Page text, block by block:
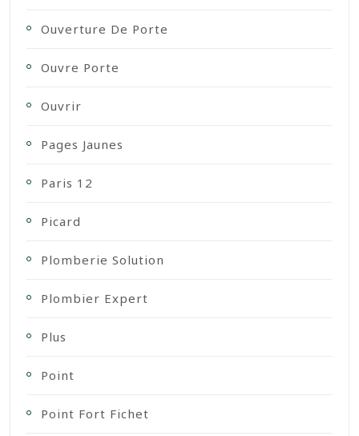
Ouverture De Porte
Ouvre Porte
Ouvrir
Pages Jaunes
Paris 12
Picard
Plomberie Solution
Plombier Expert
Plus
Point
Point Fort Fichet